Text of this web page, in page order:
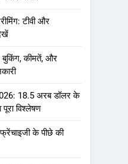
टीवी और
कीमतें, और
18.5 अरब डॉलर के
विश्लेषण
के पीछे की